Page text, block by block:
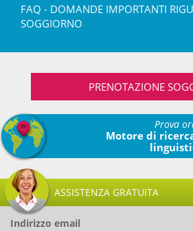
FAQ - DOMANDE IMPORTANTI
SOGGIORNO
PRENOTAZIONE
Prova
Motore di
ASSISTENZA GRATUITA
Indirizzo email